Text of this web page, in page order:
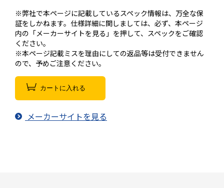
※弊社で本ページに記載しているスペック情報は、万全な保
証をしかねます。仕様詳細に関しましては、必ず、本ページ
内の「メーカーサイトを見る」を押して、スペックをご確認
ください。
※本ページ記載ミスを理由にしての返品等は受付できません
ので、予めご注意ください。
カートに入れる
メーカーサイトを見る